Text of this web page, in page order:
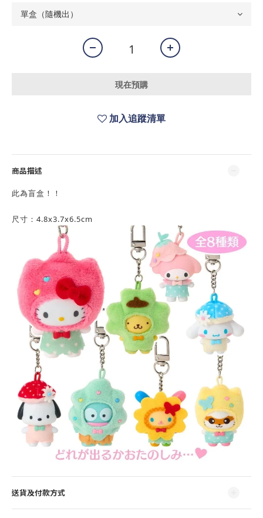
現在預購
加入追蹤清單
商品描述
此為盲盒！！
尺寸：4.8x3.7x6.5cm
送貨及付款方式